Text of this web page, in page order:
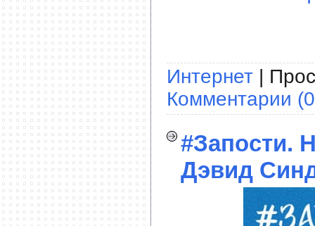
Интернет |
Комментарии
#Запости.
Дэвид